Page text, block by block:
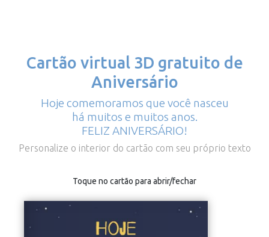
Cartão virtual 3D gratuito de
Aniversário
Hoje comemoramos que você nasceu
há muitos e muitos anos.
FELIZ ANIVERSÁRIO!
Personalize o interior do cartão com seu próprio texto
Toque no cartão para abrir/fechar